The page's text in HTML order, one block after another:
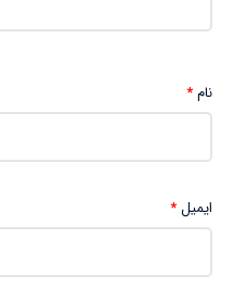
نام*
ایمیل*